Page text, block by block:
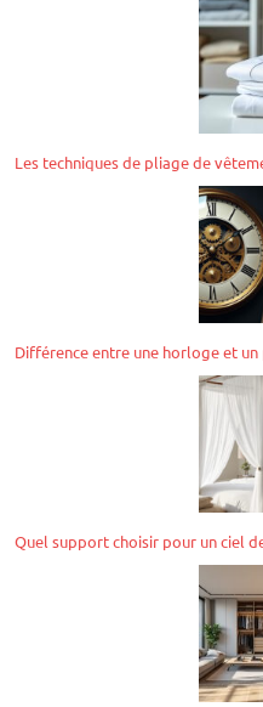
Les techniques de pliage de
Différence entre une horloge et
Quel support choisir pour un ciel